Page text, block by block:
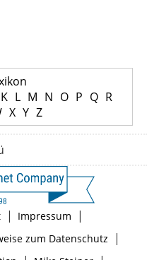
K L M N O P Q R
X Y Z
| Impressum |
zum Datenschutz |